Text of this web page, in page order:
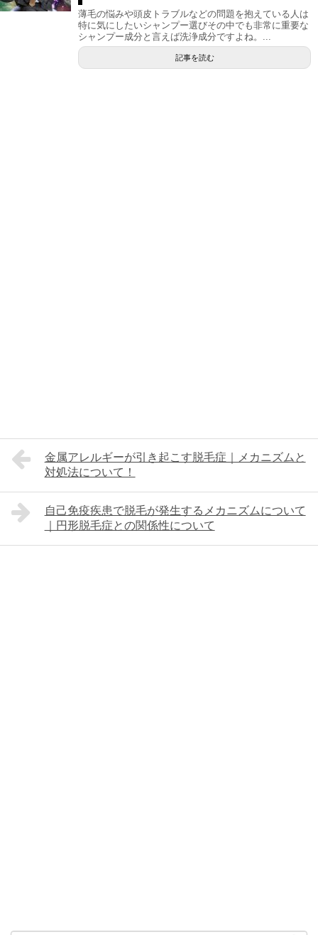
薄毛の悩みや頭皮トラブルなどの問題を抱えている人は
特に気にしたいシャンプー選びその中でも非常に重要な
シャンプー成分と言えば洗浄成分ですよね。...
記事を読む
金属アレルギーが引き起こす脱毛症｜メカニズムと
対処法について！
自己免疫疾患で脱毛が発生するメカニズムについて
｜円形脱毛症との関係性について